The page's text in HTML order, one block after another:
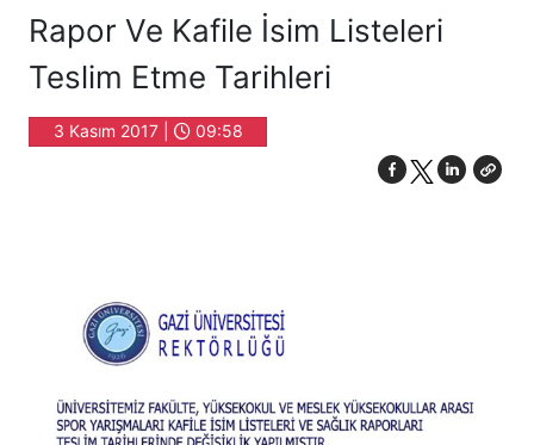
Rapor Ve Kafile İsim Listeleri
Teslim Etme Tarihleri
3 Kasım 2017 | 09:58